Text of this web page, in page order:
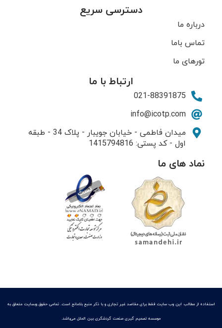
دسترسی سریع
درباره ما
تماس باما
تورهای ما
ارتباط با ما
021-88391875
info@icotp.com
میدان فاطمی - خیابان جویبار - پلاک 34 - طبقه
اول - کد پستی: 1415794816
نماد های ما
استفاده از مطالب این وب سایت فقط برای مقاصد غیر تجاری و با ذکر منبع بلامانع است. تمامی حقوق وبسایت متعلق به
موسسه تصمیم گیری صنعت گردشگری بین الملل​ می‌باشد.